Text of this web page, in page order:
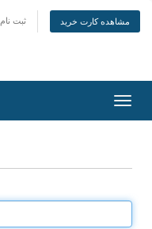
ثبت نام مشاهده کارت خرید